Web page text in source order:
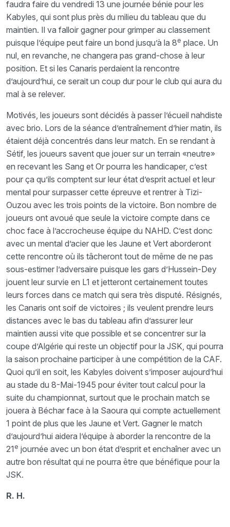
faudra faire du vendredi 13 une journée bénie pour les
Kabyles, qui sont plus près du milieu du tableau que du
maintien. Il va falloir gagner pour grimper au classement
puisque l’équipe peut faire un bond jusqu’à la 8e place. Un
nul, en revanche, ne changera pas grand-chose à leur
position. Et si les Canaris perdaient la rencontre
d’aujourd’hui, ce serait un coup dur pour le club qui aura du
mal à se relever.
Motivés, les joueurs sont décidés à passer l’écueil nahdiste
avec brio. Lors de la séance d’entraînement d’hier matin, ils
étaient déjà concentrés dans leur match. En se rendant à
Sétif, les joueurs savent que jouer sur un terrain «neutre»
en recevant les Sang et Or pourra les handicaper, c’est
pour ça qu’ils comptent sur leur état d’esprit actuel et leur
mental pour surpasser cette épreuve et rentrer à Tizi-
Ouzou avec les trois points de la victoire. Bon nombre de
joueurs ont avoué que seule la victoire compte dans ce
choc face à l’accrocheuse équipe du NAHD. C’est donc
avec un mental d’acier que les Jaune et Vert aborderont
cette rencontre où ils tâcheront tout de même de ne pas
sous-estimer l’adversaire puisque les gars d’Hussein-Dey
jouent leur survie en L1 et jetteront certainement toutes
leurs forces dans ce match qui sera très disputé. Résignés,
les Canaris ont soif de victoires ; ils veulent prendre leurs
distances avec le bas du tableau afin d’assurer leur
maintien aussi vite que possible et se concentrer sur la
coupe d’Algérie qui reste un objectif pour la JSK, qui pourra
la saison prochaine participer à une compétition de la CAF.
Quoi qu’il en soit, les Kabyles doivent s’imposer aujourd’hui
au stade du 8-Mai-1945 pour éviter tout calcul pour la
suite du championnat, surtout que le prochain match se
jouera à Béchar face à la Saoura qui compte actuellement
1 point de plus que les Jaune et Vert. Gagner le match
d’aujourd’hui aidera l’équipe à aborder la rencontre de la
21 e journée avec un bon état d’esprit et enchaîner avec un
autre bon résultat qui ne pourra être que bénéfique pour la
JSK.
R. H.